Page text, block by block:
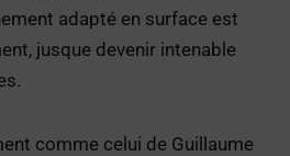
adapté en surface est
jusque devenir intenable
comme celui de Guillaume